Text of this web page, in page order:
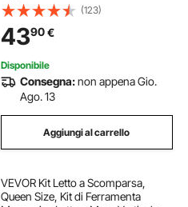
Sollevamento di 3 m e Freno
Meccanico a Doppio Nottolino,
Ganci Rotanti, per Magazzino
Garage
(123)
4390€
Disponibile
Consegna:non appena Gio.
Ago. 13
Aggiungi al carrello
VEVOR Kit Letto a Scomparsa,
Queen Size, Kit di Ferramenta